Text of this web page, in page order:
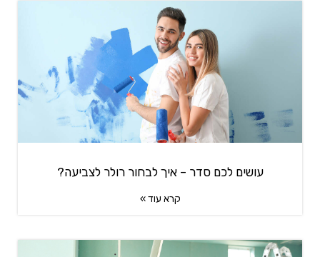
עושים לכם סדר – איך לבחור רולר לצביעה?
קרא עוד »